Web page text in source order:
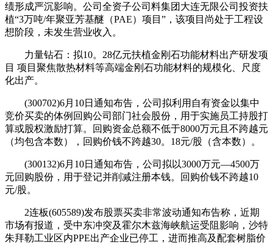
绩形成严沉影响。公司全资子公司料集团大连无限公司投资扶
植“3万吨/年聚亚芳基醚（PAE）项目”，该项目尚处于工程设
想阶段，未发生营业收入。
力量钻石：拟10。28亿元扶植金刚石功能材料出产研发项
目 项目聚焦散热材料等高端金刚石功能材料的规模化、尺度
化出产。
(300702)6月10日通知布告，公司拟利用自有资金以集中
竞价买卖的体例回购公司部门社会股份，用于实施员工持股打
算或股权激励打算。回购资金总额不低于8000万元且不跨越元
（均包含本数），回购价钱不跨越30。18元/股（含本数）。
(300132)6月10日通知布告，公司拟以3000万元—4500万
元回购股份，用于登记并削减注册本钱。回购价钱不跨越10
元/股。
2连板(605589)发布股票买卖非常波动通知布告称，近期
市场有报道，受中东冲突及霍尔木兹海峡航运受阻影响，沙特
朱拜勒工业区内PPE出产企业已停工，进而推高及配套树脂价